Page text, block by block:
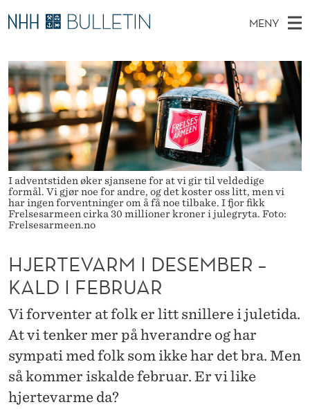
H
J
E
R
T
E
V
A
R
D
E
S
E
M
MENY
O
V
E
D
M
E
N
Y
Ø
K
I
N
E
T
T
S
T
E
D
E
T
Stipendiater og nye forskerprofiler
Disputaser
Ekspertutvalg
Om Bulletin
I adventstiden øker sjansene for at vi gir til veldedige
formål. Vi gjør noe for andre, og det koster oss litt, men vi
har ingen forventninger om å få noe tilbake. I fjor fikk
Frelsesarmeen cirka 30 millioner kroner i julegryta. Foto:
Frelsesarmeen.no
HJERTEVARM I DESEMBER –
KALD I FEBRUAR
Vi forventer at folk er litt snillere i juletida.
At vi tenker mer på hverandre og har
sympati med folk som ikke har det bra. Men
så kommer iskalde februar. Er vi like
hjertevarme da?